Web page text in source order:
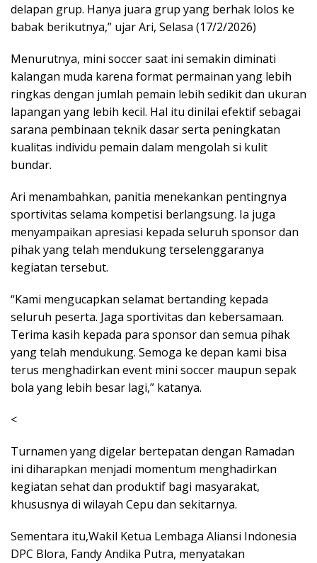
delapan grup. Hanya juara grup yang berhak lolos ke
babak berikutnya,” ujar Ari, Selasa (17/2/2026)
Menurutnya, mini soccer saat ini semakin diminati
kalangan muda karena format permainan yang lebih
ringkas dengan jumlah pemain lebih sedikit dan ukuran
lapangan yang lebih kecil. Hal itu dinilai efektif sebagai
sarana pembinaan teknik dasar serta peningkatan
kualitas individu pemain dalam mengolah si kulit
bundar.
Ari menambahkan, panitia menekankan pentingnya
sportivitas selama kompetisi berlangsung. Ia juga
menyampaikan apresiasi kepada seluruh sponsor dan
pihak yang telah mendukung terselenggaranya
kegiatan tersebut.
“Kami mengucapkan selamat bertanding kepada
seluruh peserta. Jaga sportivitas dan kebersamaan.
Terima kasih kepada para sponsor dan semua pihak
yang telah mendukung. Semoga ke depan kami bisa
terus menghadirkan event mini soccer maupun sepak
bola yang lebih besar lagi,” katanya.
<
Turnamen yang digelar bertepatan dengan Ramadan
ini diharapkan menjadi momentum menghadirkan
kegiatan sehat dan produktif bagi masyarakat,
khususnya di wilayah Cepu dan sekitarnya.
Sementara itu,Wakil Ketua Lembaga Aliansi Indonesia
DPC Blora, Fandy Andika Putra, menyatakan